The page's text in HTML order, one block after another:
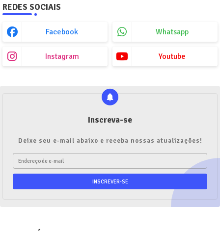
REDES SOCIAIS
Facebook Whatsapp
Instagram Youtube
Inscreva-se
Deixe seu e-mail abaixo e receba nossas atualizações!